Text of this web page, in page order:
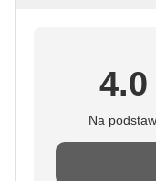
4.0
Na